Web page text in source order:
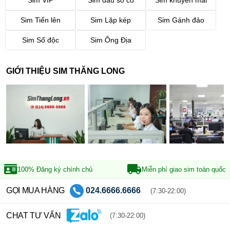
Sim Tiến lên Sim Lặp kép Sim Gánh đảo
Sim Số độc Sim Ông Địa
GIỚI THIỆU SIM THĂNG LONG
100% Đăng ký chính chủ Miễn phí giao sim toàn quốc
GỌI MUA HÀNG 024.6666.6666 (7:30-22:00)
CHAT TƯ VẤN (7:30-22:00)